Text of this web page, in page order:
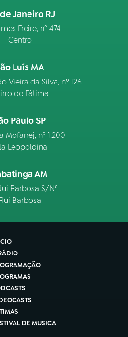
Janeiro RJ
Freire, n° 474
Centro
Luís MA
Vieira da Silva, nº 126
de Fátima
Paulo SP
Mofarrej, nº 1.200
Leopoldina
AM
Barbosa S/Nº
Rui Barbosa
DE MÚSICA